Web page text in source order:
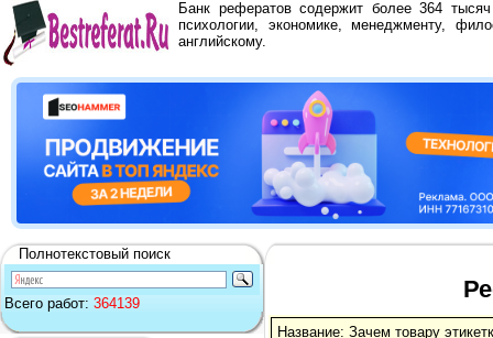
Банк рефератов содержит более 364
психологии, экономике, менеджменту,
английскому.
Полнотекстовый поиск
Всего работ: 364139
Название: Зачем товару